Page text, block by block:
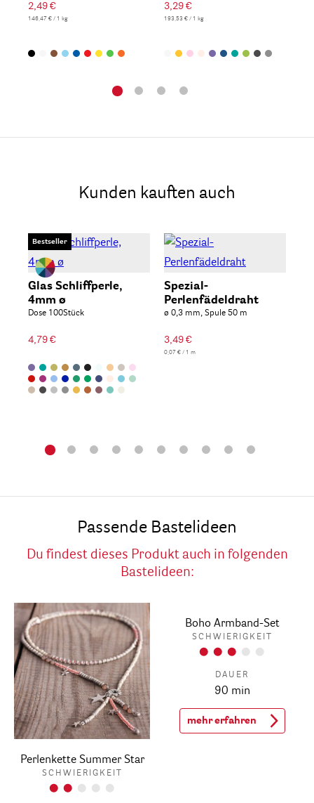
2,49 €
146,47 € / 1 kg
3,29 €
193,53 € / 1 kg
Kunden kauften auch
Bestseller
Glas Schliffperle,
4mm ø
Dose 100Stück
4,79 €
Spezial-
Perlenfädeldraht
ø 0,3 mm, Spule 50 m
3,49 €
0,07 € / 1 m
Passende Bastelideen
Du findest dieses Produkt auch in folgenden
Bastelideen:
Perlenkette Summer Star
SCHWIERIGKEIT
Boho Armband-Set
SCHWIERIGKEIT
DAUER
90 min
mehr erfahren